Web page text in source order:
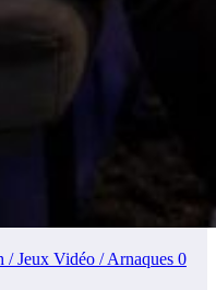
Jeux Vidéo / Arnaques 0